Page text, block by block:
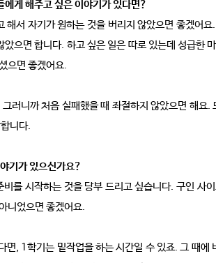
게 해주고 싶은 이야기가 있다면?
서 자기가 원하는 것을 버리지 않았으면 좋겠어
으면 합니다. 하고 싶은 일은 따로 있는데 성급한
으면 좋겠어요.
러니까 처음 실패했을 때 좌절하지 않았으면 해요.
니다.
기가 있으신가요?
를 시작하는 것을 당부 드리고 싶습니다. 구인 사
니었으면 좋겠어요.
, 1학기는 밑작업을 하는 시간일 수 있죠. 그 때에